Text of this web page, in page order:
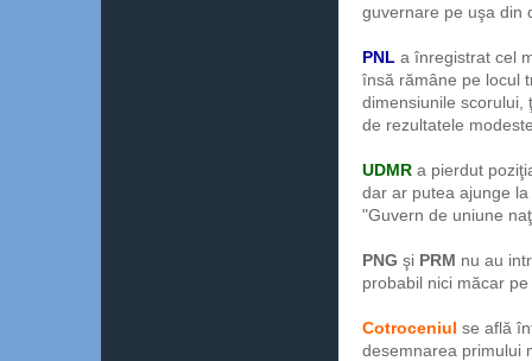
guvernare pe uşa din
PNL a înregistrat cel
însă rămâne pe locul
dimensiunile scorului,
de rezultatele
UDMR a pierdut
dar ar putea ajunge
"Guvern de uniune
PNG şi PRM nu au
probabil nici măcar pe
Cotroceniul se află
desemnarea primului